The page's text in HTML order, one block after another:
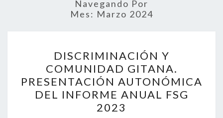
Navegando Por
Mes: Marzo 2024
Y
COMUNIDAD
GITANA.
PRESENTACIÓN
AUTONÓMICA
DISCRIMINACIÓN Y
COMUNIDAD GITANA.
PRESENTACIÓN AUTONÓMICA
DEL INFORME ANUAL FSG
2023